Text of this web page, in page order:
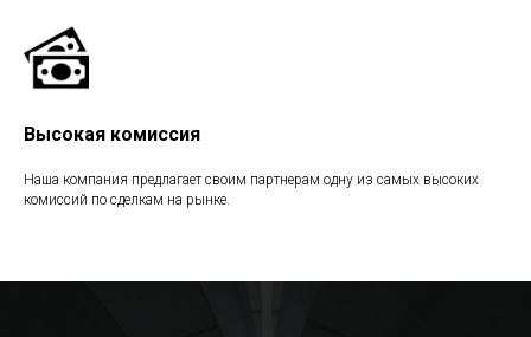
Высокая комиссия
Наша компания предлагает своим партнерам одну из самых высоких
комиссий по сделкам на рынке.